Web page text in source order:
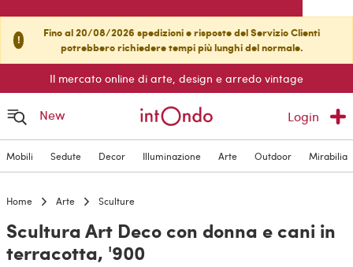
!
Fino al 20/08/2026 spedizioni e risposte del Servizio Clienti
potrebbero richiedere tempi più lunghi del normale.
Il mercato online di arte, design e arredo vintage
New Login
Mobili Sedute Decor Illuminazione Arte Outdoor Mirabilia
Home Arte Sculture
Scultura Art Deco con donna e cani in
terracotta, '900